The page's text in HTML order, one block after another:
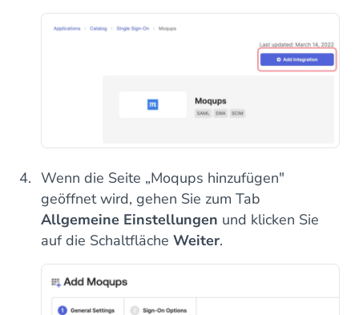
Wenn die Seite „Moqups hinzufügen"
geöffnet wird, gehen Sie zum Tab
Allgemeine Einstellungen und klicken Sie
auf die Schaltfläche Weiter.